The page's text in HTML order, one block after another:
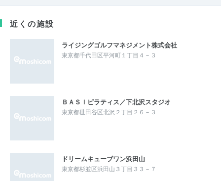
近くの施設
ライジングゴルフマネジメント株式会社
東京都千代田区平河町１丁目４－３
ＢＡＳＩピラティス／下北沢スタジオ
東京都世田谷区北沢２丁目２６－３
ドリームキューブワン浜田山
東京都杉並区浜田山３丁目３３－７